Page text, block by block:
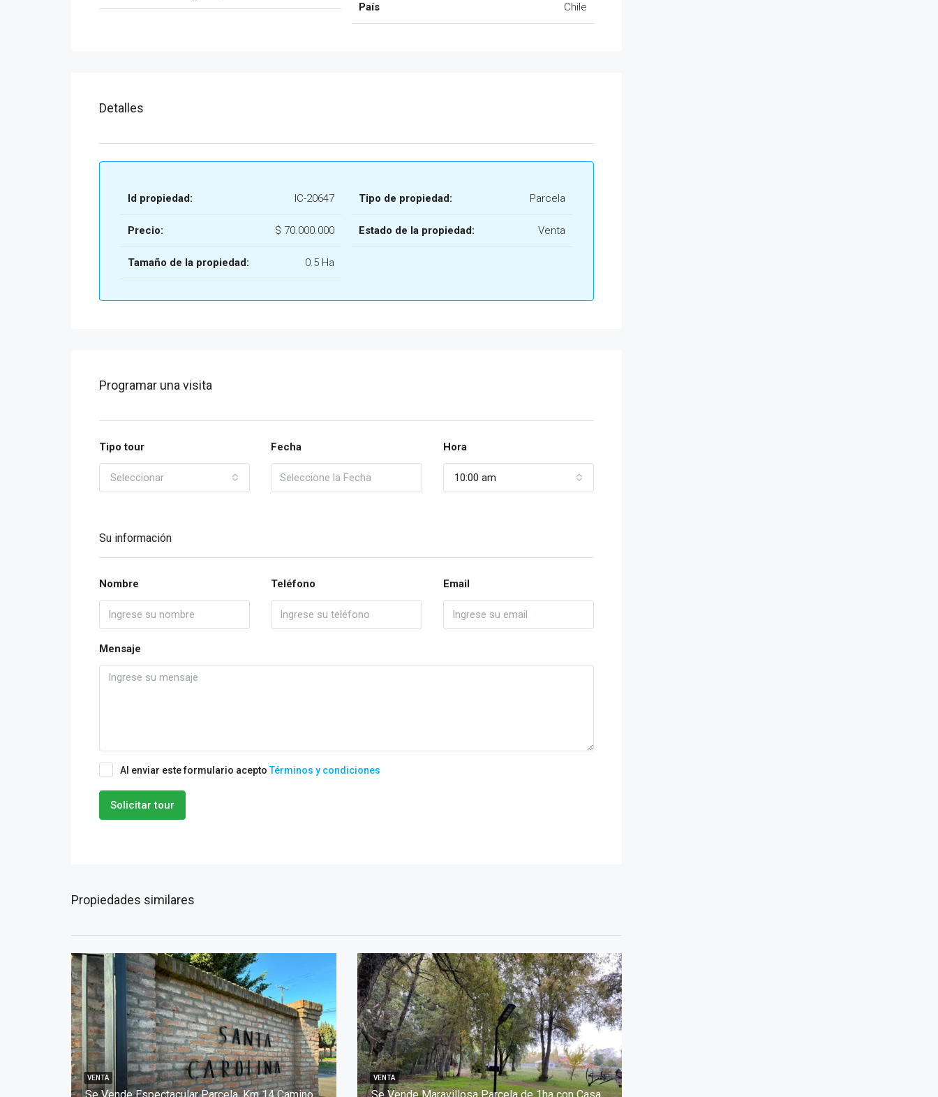
País Chile
Detalles
Id propiedad: IC-20647
Precio: $ 70.000.000
Tamaño de la propiedad: 0.5 Ha
Tipo de propiedad: Parcela
Estado de la propiedad: Venta
Programar una visita
Tipo tour
Seleccionar
Fecha Hora
10:00 am
Su información
Nombre Teléfono Email
Mensaje
Al enviar este formulario aceptoTérminos y condiciones
Solicitar tour
Propiedades similares
VENTA VENTA